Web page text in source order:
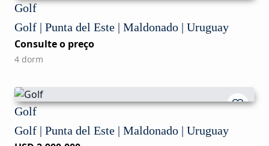
Golf
Golf | Punta del Este | Maldonado | Uruguay
Consulte o preço
4 dorm
Golf
Golf | Punta del Este | Maldonado | Uruguay